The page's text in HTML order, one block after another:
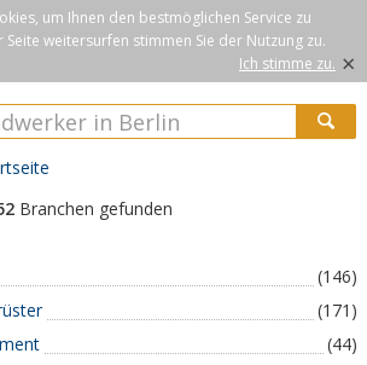
um Ihnen den bestmöglichen Service zu
Seite weitersurfen stimmen Sie der Nutzung zu.
Ich stimme zu. ×
Branchen gefunden
(146)
(171)
(44)